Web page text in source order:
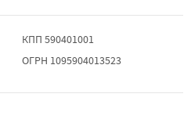
КПП 590401001
ОГРН 1095904013523